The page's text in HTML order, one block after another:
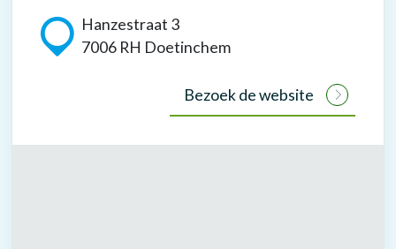
Hanzestraat 3
7006 RH Doetinchem
Bezoek de website